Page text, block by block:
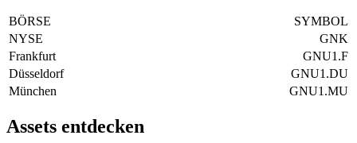
BÖRSE
SYMBOL
NYSE
GNK
Frankfurt
GNU1.F
Düsseldorf
GNU1.DU
München
GNU1.MU
Assets entdecken